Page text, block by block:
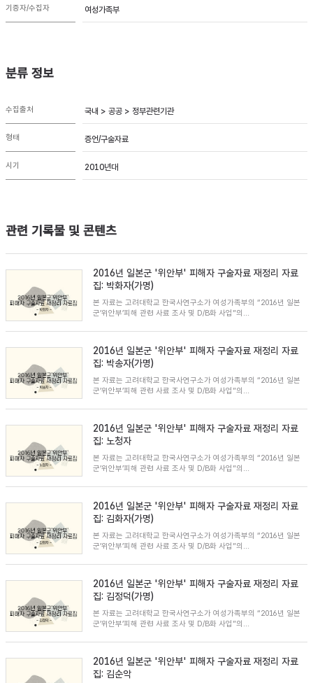
기증자/수집자 여성가족부
분류 정보
수집출처 국내 > 공공 > 정부관련기관
형태 증언/구술자료
시기 2010년대
관련 기록물 및 콘텐츠
2016년 일본군 '위안부' 피해자 구술자료 재정리 자료
집: 박화자(가명)
본 자료는 고려대학교 한국사연구소가 여성가족부의 “2016년 일본
군’위안부’피해 관련 사료 조사 및 D/B화 사업”의...
2016년 일본군 '위안부' 피해자 구술자료 재정리 자료
집: 박송자(가명)
본 자료는 고려대학교 한국사연구소가 여성가족부의 “2016년 일본
군’위안부’피해 관련 사료 조사 및 D/B화 사업”의...
2016년 일본군 '위안부' 피해자 구술자료 재정리 자료
집: 노청자
본 자료는 고려대학교 한국사연구소가 여성가족부의 “2016년 일본
군’위안부’피해 관련 사료 조사 및 D/B화 사업”의...
2016년 일본군 '위안부' 피해자 구술자료 재정리 자료
집: 김화자(가명)
본 자료는 고려대학교 한국사연구소가 여성가족부의 “2016년 일본
군’위안부’피해 관련 사료 조사 및 D/B화 사업”의...
2016년 일본군 '위안부' 피해자 구술자료 재정리 자료
집: 김정덕(가명)
본 자료는 고려대학교 한국사연구소가 여성가족부의 “2016년 일본
군’위안부’피해 관련 사료 조사 및 D/B화 사업”의...
2016년 일본군 '위안부' 피해자 구술자료 재정리 자료
집: 김순악